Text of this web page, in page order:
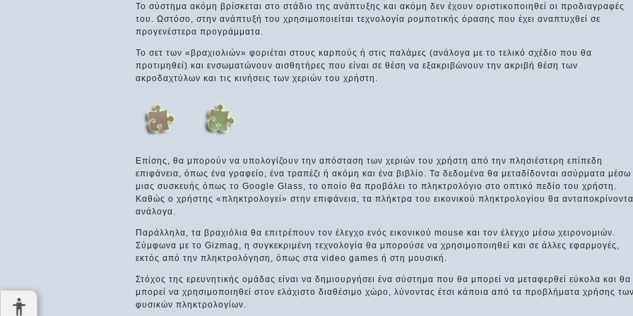
Το σύστημα ακόμη βρίσκεται στο στάδιο της ανάπτυξης και ακόμη δεν έχουν οριστικοποιηθεί οι προδιαγραφές
του. Ωστόσο, στην ανάπτυξή του χρησιμοποιείται τεχνολογία ρομποτικής όρασης που έχει αναπτυχθεί σε
προγενέστερα προγράμματα.
Το σετ των «βραχιολιών» φοριέται στους καρπούς ή στις παλάμες (ανάλογα με το τελικό σχέδιο που θα
προτιμηθεί) και ενσωματώνουν αισθητήρες που είναι σε θέση να εξακριβώνουν την ακριβή θέση των
ακροδαχτύλων και τις κινήσεις των χεριών του χρήστη.
Επίσης, θα μπορούν να υπολογίζουν την απόσταση των χεριών του χρήστη από την πλησιέστερη επίπεδη
επιφάνεια, όπως ένα γραφείο, ένα τραπέζι ή ακόμη και ένα βιβλίο. Τα δεδομένα θα μεταδίδονται ασύρματα μέσω
μιας συσκευής όπως το Google Glass, το οποίο θα προβάλει το πληκτρολόγιο στο οπτικό πεδίο του χρήστη.
Καθώς ο χρήστης «πληκτρολογεί» στην επιφάνεια, τα πλήκτρα του εικονικού πληκτρολογίου θα
ανάλογα.
Παράλληλα, τα βραχιόλια θα επιτρέπουν τον έλεγχο ενός εικονικού mouse και τον έλεγχο μέσω χειρονομιών.
Σύμφωνα με το Gizmag, η συγκεκριμένη τεχνολογία θα μπορούσε να χρησιμοποιηθεί και σε άλλες εφαρμογές,
εκτός από την πληκτρολόγηση, όπως στα video games ή στη μουσική.
Στόχος της ερευνητικής ομάδας είναι να δημιουργήσει ένα σύστημα που θα μπορεί να μεταφερθεί εύκολα και θα
μπορεί να χρησιμοποιηθεί στον ελάχιστο διαθέσιμο χώρο, λύνοντας έτσι κάποια από τα προβλήματα χρήσης
φυσικών πληκτρολογίων.